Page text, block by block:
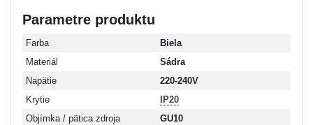
Parametre produktu
Farba
Biela
Materiál
Sádra
Napätie
220-240V
Krytie
IP20
Objímka / pätica zdroja
GU10